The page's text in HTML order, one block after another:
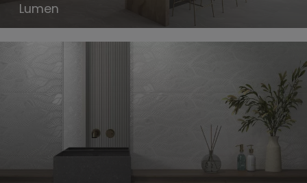
Lumen